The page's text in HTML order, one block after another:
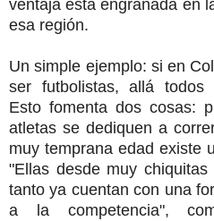
ventaja está engranada en
esa región.
Un simple ejemplo: si en
ser futbolistas, allá todos
Esto fomenta dos cosas:
atletas se dediquen a
muy temprana edad existe
"Ellas desde muy
tanto ya cuentan con una
a la competencia",